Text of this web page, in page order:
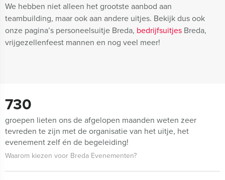
We hebben niet alleen het grootste aanbod aan
teambuilding, maar ook aan andere uitjes. Bekijk dus ook
onze pagina’s personeelsuitje Breda, bedrijfsuitjes Breda,
vrijgezellenfeest mannen en nog veel meer!
730
groepen lieten ons de afgelopen maanden weten zeer
tevreden te zijn met de organisatie van het uitje, het
evenement zelf én de begeleiding!
Waarom kiezen voor Breda Evenementen?